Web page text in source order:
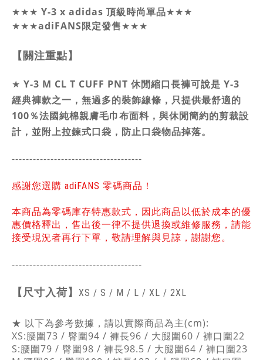
★★★ Y-3 x adidas 頂級時尚單品★★★
★★★adiFANS限定發售★★★
【關注重點】
★ Y-3 M CL T CUFF PNT 休閒縮口長褲可說是 Y-3
經典褲款之一，無過多的裝飾線條，只提供最舒適的
100％法國純棉親膚毛巾布面料，與休閒簡約的剪裁設
計，並附上拉鍊式口袋，防止口袋物品掉落。
-------------------------------------
感謝您選購 adiFANS 零碼商品！
本商品為零碼庫存特惠款式，因此商品以低於成本的優
惠價格釋出，售出後一律不提供退換或維修服務，請能
接受現況者再行下單，敬請理解與見諒，謝謝您。
-------------------------------------
【 尺寸入荷】 XS / S / M / L / XL / 2XL
★ 以下為參考數據，請以實際商品為主(cm):
XS:腰圍73 / 臀圍94 / 褲長96 / 大腿圍60 / 褲口圍22
S:腰圍79 / 臀圍98 / 褲長98.5 / 大腿圍64 / 褲口圍23